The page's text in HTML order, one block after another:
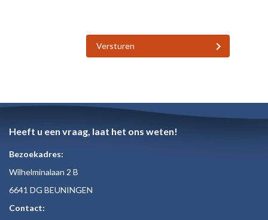
Versturen
Heeft u een vraag, laat het ons weten!
Bezoekadres:
Wilhelminalaan 2 B
6641 DG BEUNINGEN
Contact: